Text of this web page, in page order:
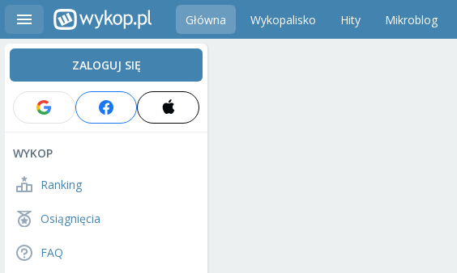
Główna Wykopalisko Hity Mikroblog
ZALOGUJ SIĘ
WYKOP
Ranking
Osiągnięcia
FAQ